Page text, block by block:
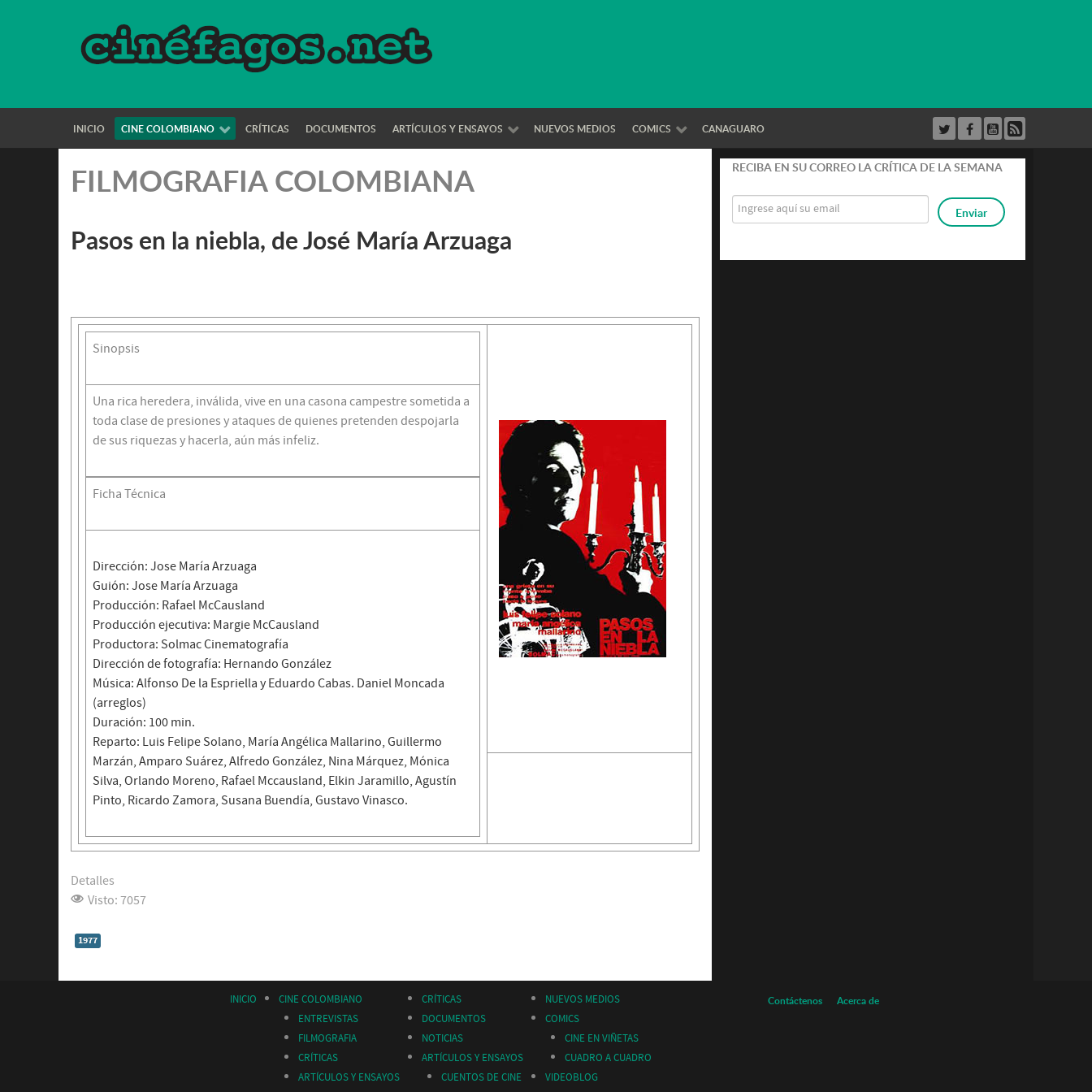
INICIO CINE COLOMBIANO CRÍTICAS DOCUMENTOS ARTÍCULOS Y ENSAYOS NUEVOS MEDIOS COMICS CANAGUARO
FILMOGRAFIA COLOMBIANA
Pasos en la niebla, de José María Arzuaga
Sinopsis
Una rica heredera, inválida, vive en una casona campestre sometida a
toda clase de presiones y ataques de quienes pretenden despojarla
de sus riquezas y hacerla, aún más infeliz.
Ficha Técnica
Dirección: Jose María Arzuaga
Guión: Jose María Arzuaga
Producción: Rafael McCausland
Producción ejecutiva: Margie McCausland
Productora: Solmac Cinematografía
Dirección de fotografía: Hernando González
Música: Alfonso De la Espriella y Eduardo Cabas. Daniel Moncada
(arreglos)
Duración: 100 min.
Reparto: Luis Felipe Solano, María Angélica Mallarino, Guillermo
Marzán, Amparo Suárez, Alfredo González, Nina Márquez, Mónica
Silva, Orlando Moreno, Rafael Mccausland, Elkin Jaramillo, Agustín
Pinto, Ricardo Zamora, Susana Buendía, Gustavo Vinasco.
Detalles
Visto: 7057
1977
RECIBA EN SU CORREO LA CRÍTICA DE LA SEMANA
INICIO
CINE COLOMBIANO
ENTREVISTAS
FILMOGRAFIA
CRÍTICAS
ARTÍCULOS Y ENSAYOS
CRÍTICAS
DOCUMENTOS
NOTICIAS
ARTÍCULOS Y ENSAYOS
CUENTOS DE CINE
NUEVOS MEDIOS
COMICS
CINE EN VIÑETAS
CUADRO A CUADRO
VIDEOBLOG
Contáctenos Acerca de